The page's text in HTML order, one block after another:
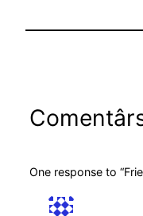
One response to